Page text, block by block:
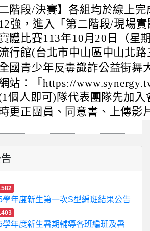
二階段/決賽】各組均於線上
強，進入「第二階段/現場
體比賽113年10月20日（星
行館(台北市中山區中山北
國青少年反毒識詐公益街舞
站：『https://
個人即可)隊代表團隊先加
更正團員、同意書、上傳影
年度新生第一次S型編班結果公告
年度新生暑期輔導各班編班及暑